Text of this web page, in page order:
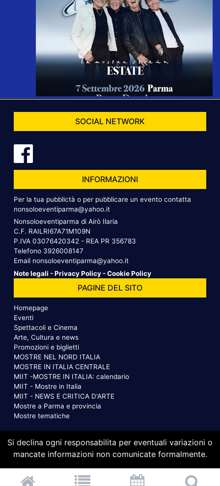
SOCIAL NETWORK
INFORMAZIONI
Per la tua pubblictà o per pubblicare un evento contatta
nonsoloeventiparma@yahoo.it
Nonsoloeventiparma di Airò Ilaria
C.F. RAILRI67A71M109N
P.IVA 03076420342 - REA PR 356783
Telefono 3926008147
Email nonsoloeventiparma@yahoo.it
Note legali -Privacy Policy -Cookie Policy
PAGINE DEL SITO
Homepage
Eventi
Spettacoli e Cinema
Arte, Cultura e news
Promozioni e biglietti
MOSTRE NEL NORD ITALIA
MOSTRE IN ITALIA CENTRALE
MIIT -MOSTRE IN ITALIA: calendario
MIIT - Mostre in Italia
MIIT - NEWS E CRITICA D'ARTE
Mostre a Parma e provincia
Mostre tematiche
Si declina ogni responsabilita per eventuali variazioni o
mancate informazioni non comunicate formalmente.